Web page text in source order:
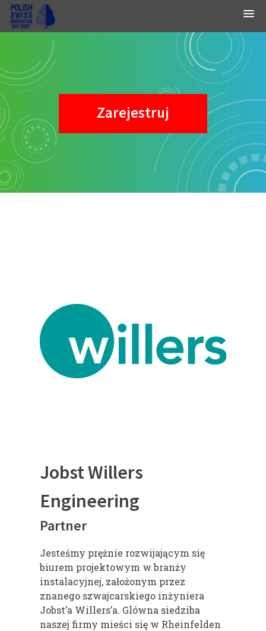
Zarejestruj
Jobst Willers
Engineering
Partner
Jesteśmy prężnie rozwijającym się
biurem projektowym w branży
instalacyjnej, założonym przez
znanego szwajcarskiego inżyniera
Jobst’a Willers’a. Glówna siedziba
naszej firmy mieści się w Rheinfelden